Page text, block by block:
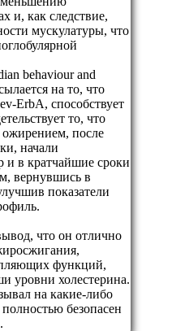
и, как следствие,
мускулатуры, что
behaviour and
на то, что
ErbA, способствует
то, что
после
начали
и в кратчайшие сроки
вернувшись в
показатели
что он отлично
функций,
уровни холестерина.
на какие-либо
безопасен